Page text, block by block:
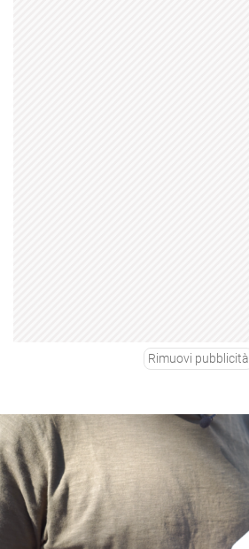
Rimuovi pubblicità